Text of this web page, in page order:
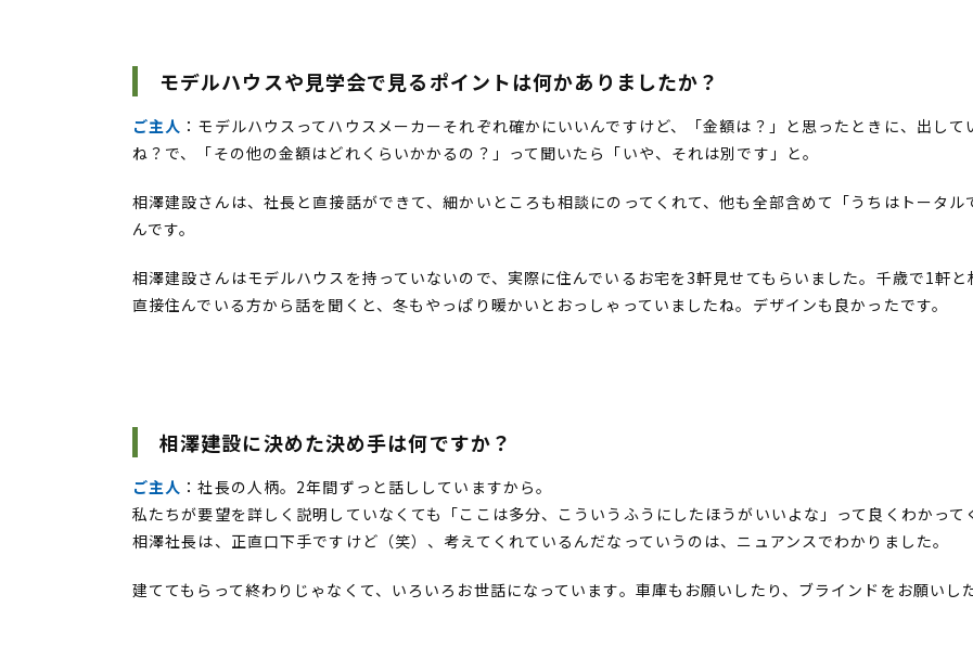
モデルハウスや見学会で見るポイントは何かありましたか？
ご主人 ：モデルハウスってハウスメーカーそれぞれ確かにいいんですけど、「金額は？」と思ったときに、出し
ね？で、「その他の金額はどれくらいかかるの？」って聞いたら「いや、それは別です」と。
相澤建設さんは、社長と直接話ができて、細かいところも相談にのってくれて、他も全部含めて「うちはトータ
んです。
相澤建設さんはモデルハウスを持っていないので、実際に住んでいるお宅を3軒見せてもらいました。千歳で1軒と
直接住んでいる方から話を聞くと、冬もやっぱり暖かいとおっしゃっていましたね。デザインも良かったです。
相澤建設に決めた決め手は何ですか？
ご主人 ：社長の人柄。2年間ずっと話ししていますから。
私たちが要望を詳しく説明していなくても「ここは多分、こういうふうにしたほうがいいよな」って良くわかって
相澤社長は、正直口下手ですけど（笑）、考えてくれているんだなっていうのは、ニュアンスでわかりました。
建ててもらって終わりじゃなくて、いろいろお世話になっています。車庫もお願いしたり、ブラインドをお願いした